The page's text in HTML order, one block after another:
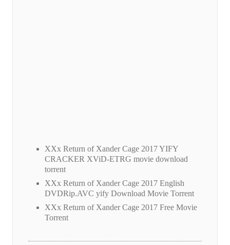
XXx Return of Xander Cage 2017 YIFY
CRACKER XViD-ETRG movie download
torrent
XXx Return of Xander Cage 2017 English
DVDRip.AVC yify Download Movie Torrent
XXx Return of Xander Cage 2017 Free Movie
Torrent